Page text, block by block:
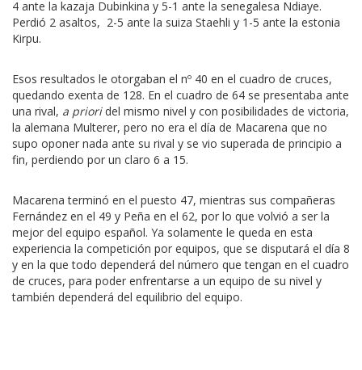
4 ante la kazaja Dubinkina y 5-1 ante la senegalesa Ndiaye.
Perdió 2 asaltos, 2-5 ante la suiza Staehli y 1-5 ante la estonia
Kirpu.
Esos resultados le otorgaban el nº 40 en el cuadro de cruces,
quedando exenta de 128. En el cuadro de 64 se presentaba ante
una rival, a prioridel mismo nivel y con posibilidades de victoria,
la alemana Multerer, pero no era el día de Macarena que no
supo oponer nada ante su rival y se vio superada de principio a
fin, perdiendo por un claro 6 a 15.
Macarena terminó en el puesto 47, mientras sus compañeras
Fernández en el 49 y Peña en el 62, por lo que volvió a ser la
mejor del equipo español. Ya solamente le queda en esta
experiencia la competición por equipos, que se disputará el día 8
y en la que todo dependerá del número que tengan en el cuadro
de cruces, para poder enfrentarse a un equipo de su nivel y
también dependerá del equilibrio del equipo.